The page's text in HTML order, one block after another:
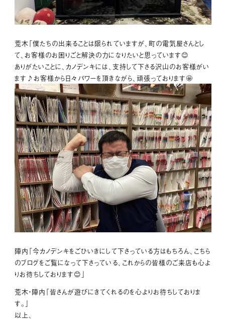
荒木「僕たちの出来ることは限られていますが、町の電気屋さんとし
て、お客様のお困りごと解決の力になりたいと思っています😊
ありがたいことに、カノデンキには、支持して下さる沢山のお客様がい
ます♪お客様から日々パワーを頂きながら、頑張っております🤩
陣内「今カノデンキをごひいきにして下さっている方はもちろん、こちら
のブログをご覧になって下さっている、これからの皆様のご来店も心よ
りお待ちしております😊」
荒木・陣内「皆さんが遊びにきてくれるのを心よりお待ちしておりま
す。」
以上、